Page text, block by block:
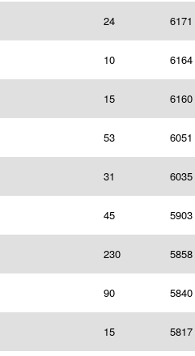
24 6171
10 6164
15 6160
53 6051
31 6035
45 5903
230 5858
90 5840
15 5817